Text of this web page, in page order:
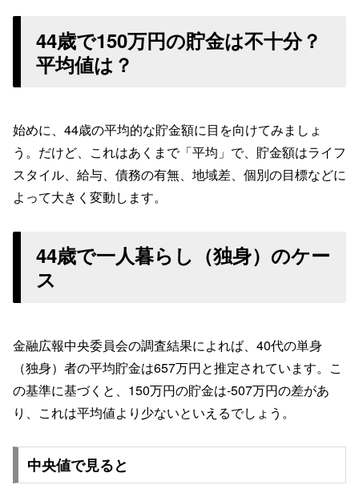
44歳で150万円の貯金は不十分？
平均値は？
始めに、44歳の平均的な貯金額に目を向けてみましょ
う。だけど、これはあくまで「平均」で、貯金額はライフ
スタイル、給与、債務の有無、地域差、個別の目標などに
よって大きく変動します。
44歳で一人暮らし（独身）のケー
ス
金融広報中央委員会の調査結果によれば、40代の単身
（独身）者の平均貯金は657万円と推定されています。こ
の基準に基づくと、150万円の貯金は-507万円の差があ
り、これは平均値より少ないといえるでしょう。
中央値で見ると